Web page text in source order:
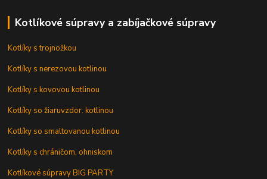
Kotlíkové súpravy a zabíjačkové súpravy
Kotlíky s trojnožkou
Kotlíky s nerezovou kotlinou
Kotlíky s kovovou kotlinou
Kotlíky so žiaruvzdor. kotlinou
Kotlíky so smaltovanou kotlinou
Kotlíky s chráničom, ohniskom
Kotlíkové súpravy BIG PARTY